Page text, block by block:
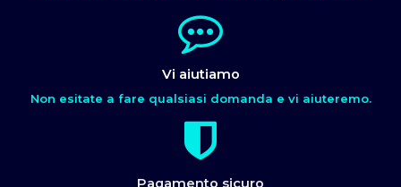
Vi aiutiamo
Non esitate a fare qualsiasi domanda e vi aiuteremo.
Pagamento sicuro